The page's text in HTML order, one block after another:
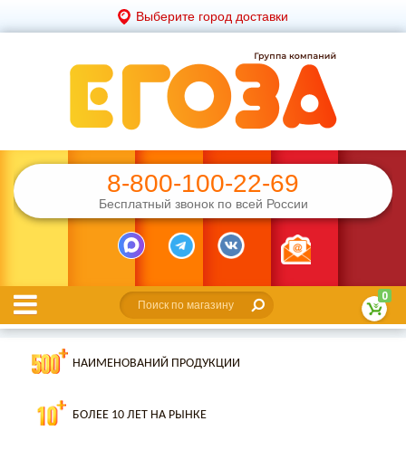
Выберите город доставки
8-800-100-22-69
Бесплатный звонок по всей России
0
НАИМЕНОВАНИЙ ПРОДУКЦИИ
БОЛЕЕ 10 ЛЕТ НА РЫНКЕ